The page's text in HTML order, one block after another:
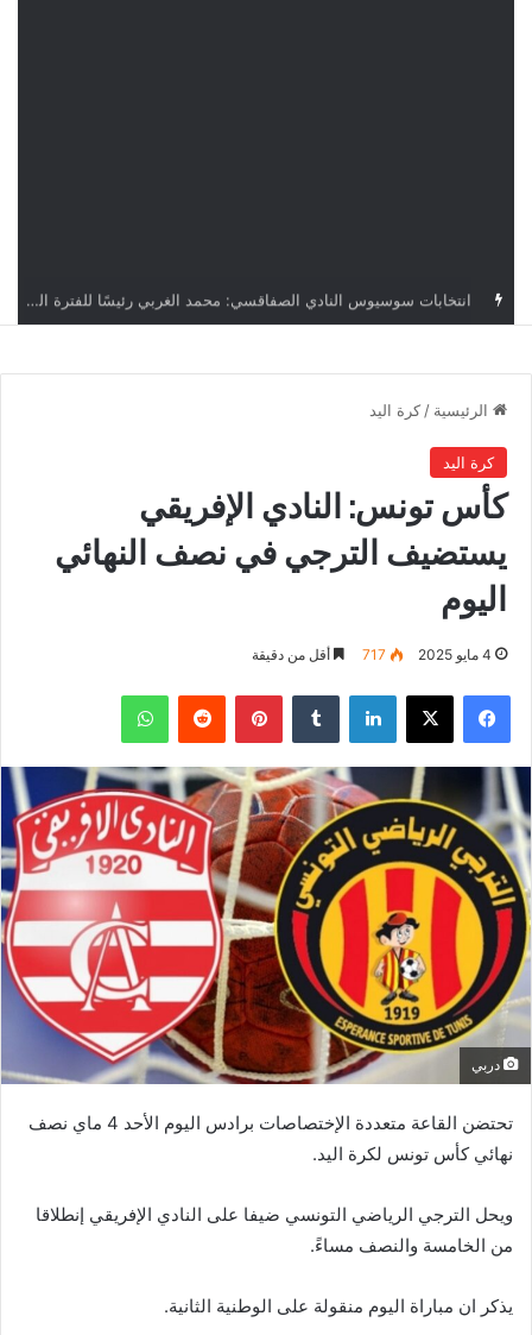
قرعة دوري أبطال إفريقيا: النادي الإفريقي في حال التأهل يواجه مازمبي أو ميدياما
الرئيسية / كرة اليد
كرة اليد
كأس تونس: النادي الإفريقي
يستضيف الترجي في نصف النهائي
اليوم
4 مايو 2025 717 أقل من دقيقة
فيسبوك ‫X لينكدإن بينتيريست واتساب
دربي
تحتضن القاعة متعددة الإختصاصات برادس اليوم الأحد 4 ماي نصف
نهائي كأس تونس لكرة اليد.
ويحل الترجي الرياضي التونسي ضيفا على النادي الإفريقي إنطلاقا
من الخامسة والنصف مساءً.
يذكر ان مباراة اليوم منقولة على الوطنية الثانية.